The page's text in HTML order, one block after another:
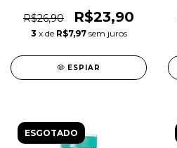
R$26,90 R$23,90
3 x de R$7,97 sem juros
ESPIAR
ESGOTADO